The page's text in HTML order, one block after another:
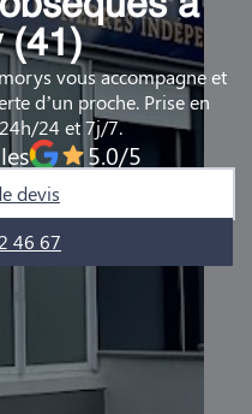
(41)
vous accompagne et
d’un proche. Prise en
24 et 7j/7.
5.0/5
devis
46 67